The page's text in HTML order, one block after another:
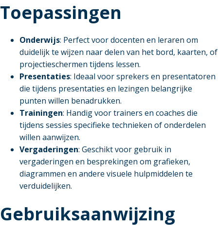
Toepassingen
Onderwijs: Perfect voor docenten en leraren om
duidelijk te wijzen naar delen van het bord, kaarten, of
projectieschermen tijdens lessen.
Presentaties: Ideaal voor sprekers en presentatoren
die tijdens presentaties en lezingen belangrijke
punten willen benadrukken.
Trainingen: Handig voor trainers en coaches die
tijdens sessies specifieke technieken of onderdelen
willen aanwijzen.
Vergaderingen: Geschikt voor gebruik in
vergaderingen en besprekingen om grafieken,
diagrammen en andere visuele hulpmiddelen te
verduidelijken.
Gebruiksaanwijzing